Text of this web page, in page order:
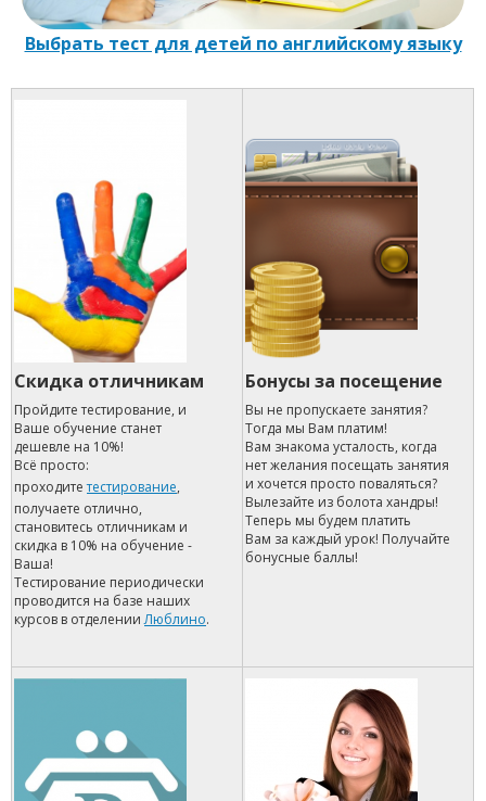
Выбрать тест для детей по английскому языку
Скидка отличникам
Пройдите тестирование, и
Ваше обучение станет
дешевле на 10%!
Всё просто:
проходитетестирование,
получаете отлично,
становитесь отличникам и
скидка в 10% на обучение -
Ваша!
Тестирование периодически
проводится на базе наших
курсов в отделенииЛюблино.
Бонусы за посещение
Вы не пропускаете занятия?
Тогда мы Вам платим!
Вам знакома усталость, когда
нет желания посещать занятия
и хочется просто поваляться?
Вылезайте из болота хандры!
Теперь мы будем платить
Вам за каждый урок! Получайте
бонусные баллы!